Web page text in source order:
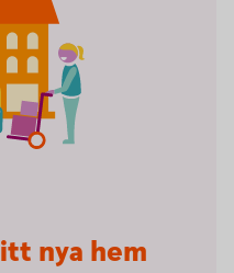
nya hem